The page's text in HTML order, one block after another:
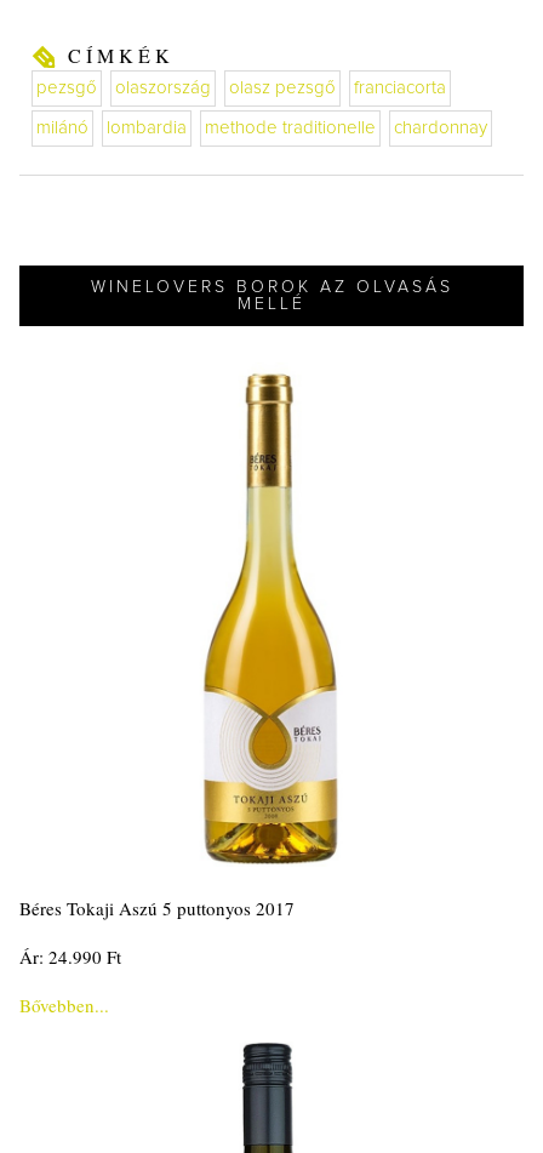
CÍMKÉK
pezsgő olaszország olasz pezsgő franciacorta
milánó lombardia methode traditionelle chardonnay
WINELOVERS BOROK AZ OLVASÁS
MELLÉ
Béres Tokaji Aszú 5 puttonyos 2017
Ár: 24.990 Ft
Bővebben...